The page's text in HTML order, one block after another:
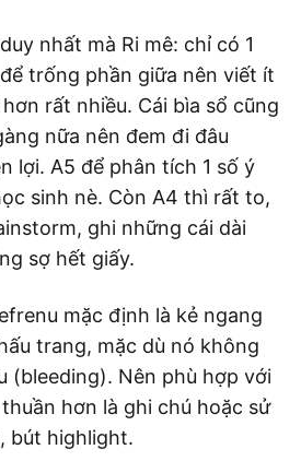
nhất mà Ri mê: chỉ có 1
trống phần giữa nên viết ít
rất nhiều. Cái bìa sổ cũng
nữa nên đem đi đâu
lợi. A5 để phân tích 1 số ý
sinh nè. Còn A4 thì rất to,
ghi những cái dài
sợ hết giấy.
mặc định là kẻ ngang
trang, mặc dù nó không
(bleeding). Nên phù hợp với
hơn là ghi chú hoặc sử
bút highlight.